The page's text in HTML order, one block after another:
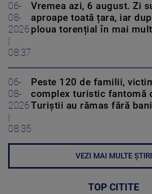
06-
08-
2026
08:37
Vremea azi, 6 august. Zi
aproape toată țara, iar
ploua torențial în mai
06-
08-
2026
08:35
Peste 120 de familii,
complex turistic fantomă
Turiștii au rămas fără
VEZI MAI MULTE ȘTIRI
TOP CITITE